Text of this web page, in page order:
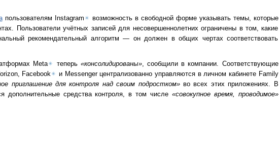
пользователям Instagram✴ возможность в свободной форме указывать темы, которые
Пользователи учётных записей для несовершеннолетних ограничены в том, какие
рекомендательный алгоритм — он должен в общих чертах соответствовать
Meta✴ теперь «консолидированы», сообщили в компании. Соответствующие
Facebook✴ и Messenger централизованно управляются в личном кабинете Family
приглашение для контроля над своим подростком»во всех этих приложениях. В
дополнительные средства контроля, в том числе «совокупное время, проводимое»